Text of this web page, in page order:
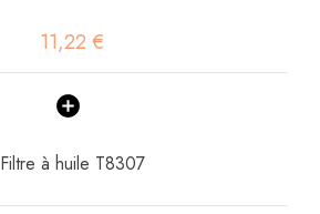
11,22 €
Filtre à huile T8307